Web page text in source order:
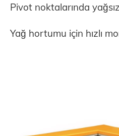
Pivot noktalarında
Yağ hortumu için hızlı